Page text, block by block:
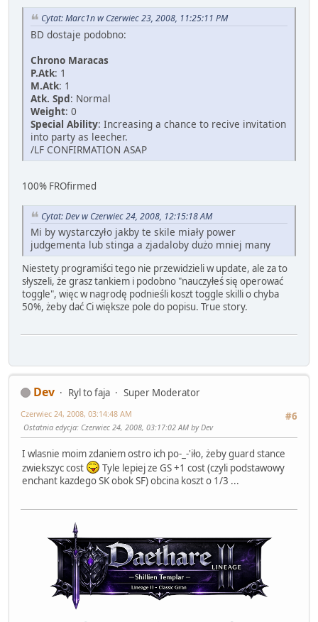
Cytat: Marc1n w Czerwiec 23, 2008, 11:25:11 PM
BD dostaje podobno:
Chrono Maracas
P.Atk: 1
M.Atk: 1
Atk. Spd: Normal
Weight: 0
Special Ability: Increasing a chance to recive invitation
into party as leecher.
/LF CONFIRMATION ASAP
100% FROfirmed
Cytat: Dev w Czerwiec 24, 2008, 12:15:18 AM
Mi by wystarczyło jakby te skile miały power
judgementa lub stinga a zjadaloby dużo mniej many
Niestety programiści tego nie przewidzieli w update, ale za to
słyszeli, że grasz tankiem i podobno "nauczyłeś się operować
toggle", więc w nagrodę podnieśli koszt toggle skilli o chyba
50%, żeby dać Ci większe pole do popisu. True story.
Dev Ryl to faja
Super Moderator
#6
Czerwiec 24, 2008, 03:14:48 AM
Ostatnia edycja: Czerwiec 24, 2008, 03:17:02 AM by Dev
I wlasnie moim zdaniem ostro ich po-_-'iło, żeby guard stance
zwiekszyc cost
Tyle lepiej ze GS +1 cost (czyli podstawowy
enchant kazdego SK obok SF) obcina koszt o 1/3 ...